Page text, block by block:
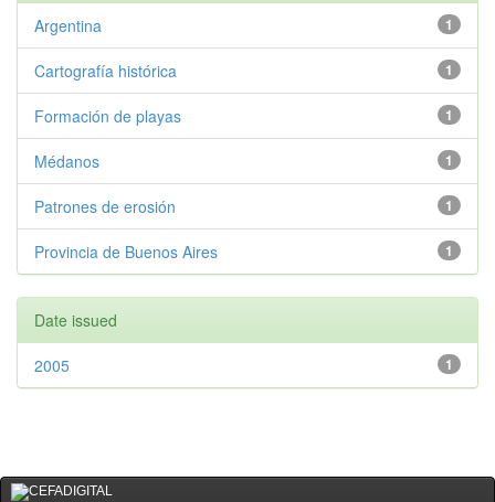
1
Argentina
1
Cartografía histórica
1
Formación de playas
1
Médanos
1
Patrones de erosión
1
Provincia de Buenos Aires
Date issued
1
2005